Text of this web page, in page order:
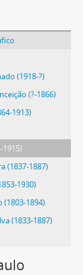
(1918-?)
(?-1866)
1913)
1915)
(1837-1887)
1930)
(1803-1894)
(1833-1887)